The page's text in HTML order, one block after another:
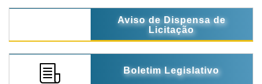
Aviso de Dispensa de
Licitação
Boletim Legislativo